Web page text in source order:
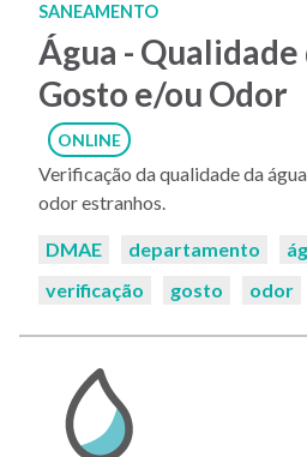
SANEAMENTO
Água - Qualidade
Gosto e/ou Odor
ONLINE
Verificação da qualidade da
odor estranhos.
Palavras-
DMAE departamento
verificação
gosto odor